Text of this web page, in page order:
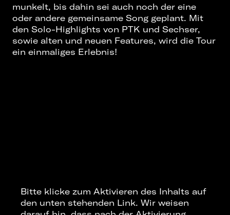
munkelt, bis dahin sei auch noch der eine
oder andere gemeinsame Song geplant. Mit
den Solo-Highlights von PTK und Sechser,
sowie alten und neuen Features, wird die Tour
ein einmaliges Erlebnis!
Bitte klicke zum Aktivieren des Inhalts auf
den unten stehenden Link. Wir weisen